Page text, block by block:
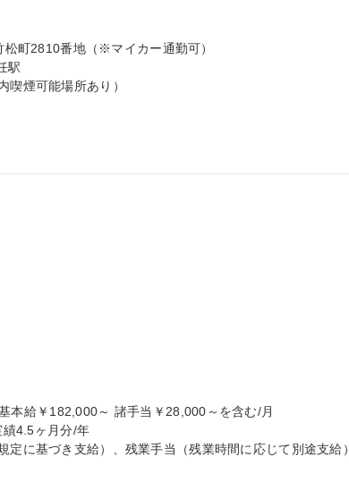
町2810番地（※マイカー通勤可）
駅
喫煙可能場所あり）
本給￥182,000～ 諸手当￥28,000～を含む/月
4.5ヶ月分/年
定に基づき支給）、残業手当（残業時間に応じて別途支給）